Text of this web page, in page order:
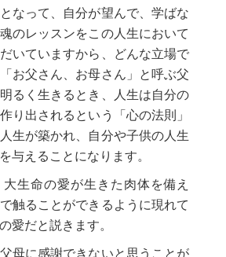
なって、自分が望んで、学ばな
のレッスンをこの人生において
いていますから、どんな立場で
お父さん、お母さん」と呼ぶ父
るく生きるとき、人生は自分の
り出されるという「心の法則」
生が築かれ、自分や子供の人生
与えることになります。
生命の愛が生きた肉体を備え
触ることができるように現れて
愛だと説きます。
母に感謝できないと思うことが